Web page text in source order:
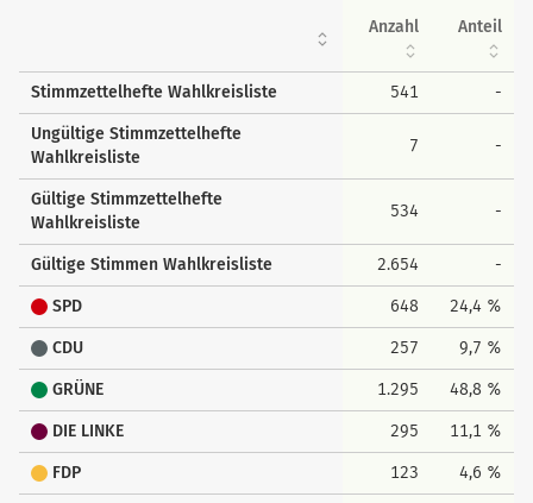
Anzahl Anteil
Stimmzettelhefte Wahlkreisliste 541 -
Ungültige Stimmzettelhefte
Wahlkreisliste
7 -
Gültige Stimmzettelhefte
Wahlkreisliste
534 -
Gültige Stimmen Wahlkreisliste 2.654 -
SPD 648 24,4 %
CDU 257 9,7 %
GRÜNE 1.295 48,8 %
DIE LINKE 295 11,1 %
FDP 123 4,6 %